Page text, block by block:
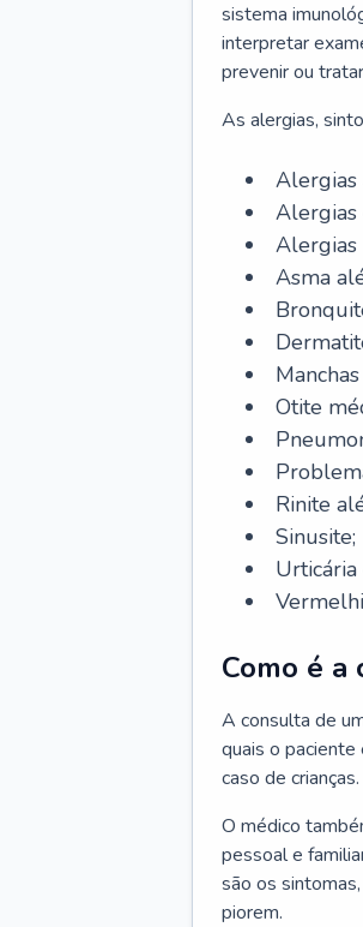
sistema
interpretar
prevenir ou
As alergias,
Alergias
Alergias
Alergias
Asma
Otite
Rinite
Sinusite;
Como é
A consulta de
quais o
caso de crianças.
O médico
pessoal e
são os
piorem.